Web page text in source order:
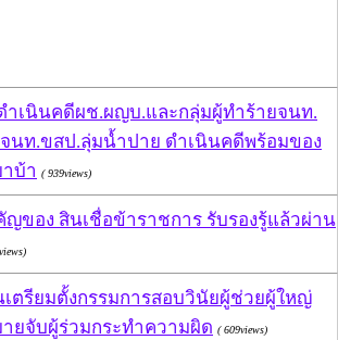
ำเนินคดีผช.ผญบ.และกลุ่มผู้ทำร้ายจนท.
นท.ขสป.ลุ่มน้ำปาย ดำเนินคดีพร้อมของ
บ้า ( 939views)
ญของ สินเชื่อข้าราชการ รับรองรู้แล้วผ่าน
ตรียมตั้งกรรมการสอบวินัยผู้ช่วยผู้ใหญ่
ยจับผู้ร่วมกระทำความผิด ( 609views)